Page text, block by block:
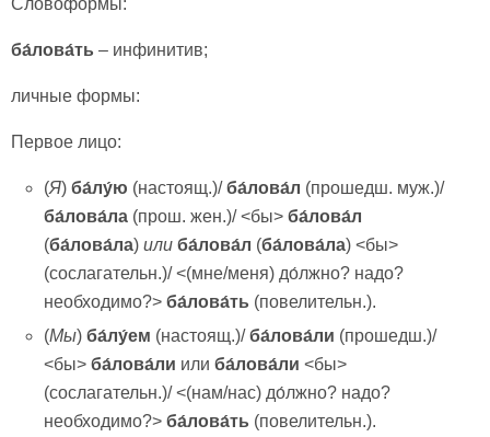
Словоформы:
ба́лова́ть – инфинитив;
личные формы:
Первое лицо:
(Я)ба́лу́ю (настоящ.)/ба́лова́л (прошедш. муж.)/
ба́лова́ла (прош. жен.)/ <бы>ба́лова́л
(ба́лова́ла)или ба́лова́л (ба́лова́ла) <бы>
(сослагательн.)/ <(мне/меня) до́лжно? надо?
необходимо?>ба́лова́ть (повелительн.).
(Мы)ба́лу́ем (настоящ.)/ба́лова́ли (прошедш.)/
<бы>ба́лова́ли илиба́лова́ли <бы>
(сослагательн.)/ <(нам/нас) до́лжно? надо?
необходимо?>ба́лова́ть (повелительн.).